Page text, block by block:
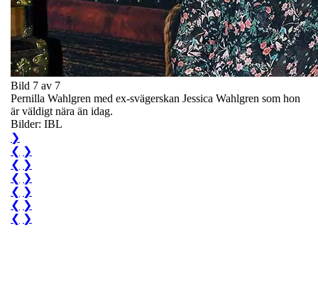
Bild 7 av 7
Pernilla Wahlgren med ex-svägerskan Jessica Wahlgren som hon
är väldigt nära än idag.
Bilder: IBL
❯
❮ ❯
❮ ❯
❮ ❯
❮ ❯
❮ ❯
❮ ❯